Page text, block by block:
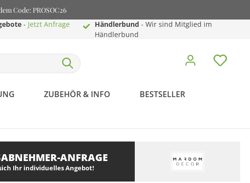
Code: PROSOC26
- Jetzt Anfrage
Händlerbund - Wir sind Mitglied im
Händlerbund
ZUBEHÖR & INFO BESTSELLER
ANFRAGE
Ihr individuelles Angebot!